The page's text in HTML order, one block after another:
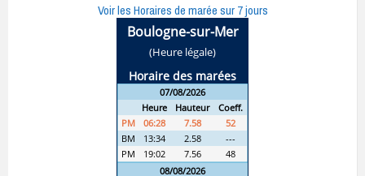
Voir les Horaires de marée sur 7 jours